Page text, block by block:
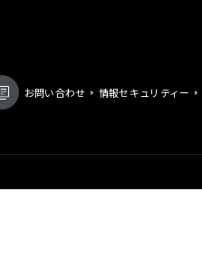
お問い合わせ 情報セキュリティー